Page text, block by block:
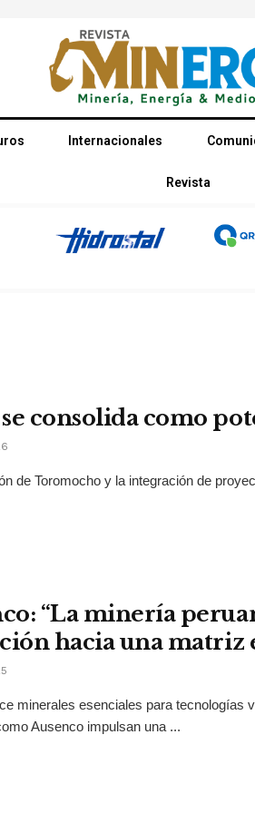
Internacionales
Revista
consolida como
de Toromocho y la integración de
“La minería
hacia una matriz
minerales esenciales para
Ausenco impulsan una ...